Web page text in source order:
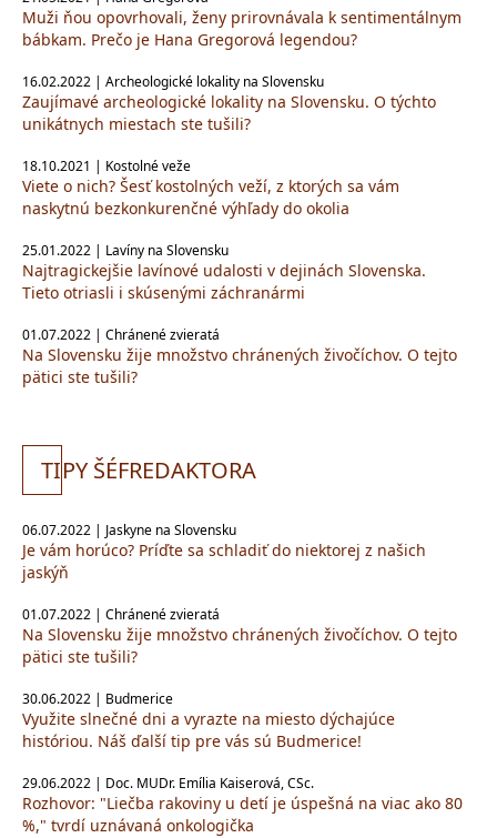
Muži ňou opovrhovali, ženy prirovnávala k sentimentálnym
bábkam. Prečo je Hana Gregorová legendou?
16.02.2022 | Archeologické lokality na Slovensku
Zaujímavé archeologické lokality na Slovensku. O týchto
unikátnych miestach ste tušili?
18.10.2021 | Kostolné veže
Viete o nich? Šesť kostolných veží, z ktorých sa vám
naskytnú bezkonkurenčné výhľady do okolia
25.01.2022 | Lavíny na Slovensku
Najtragickejšie lavínové udalosti v dejinách Slovenska.
Tieto otriasli i skúsenými záchranármi
01.07.2022 | Chránené zvieratá
Na Slovensku žije množstvo chránených živočíchov. O tejto
pätici ste tušili?
TIPY ŠÉFREDAKTORA
06.07.2022 | Jaskyne na Slovensku
Je vám horúco? Príďte sa schladiť do niektorej z našich
jaskýň
01.07.2022 | Chránené zvieratá
Na Slovensku žije množstvo chránených živočíchov. O tejto
pätici ste tušili?
30.06.2022 | Budmerice
Využite slnečné dni a vyrazte na miesto dýchajúce
históriou. Náš ďalší tip pre vás sú Budmerice!
29.06.2022 | Doc. MUDr. Emília Kaiserová, CSc.
Rozhovor: "Liečba rakoviny u detí je úspešná na viac ako 80
%," tvrdí uznávaná onkologička